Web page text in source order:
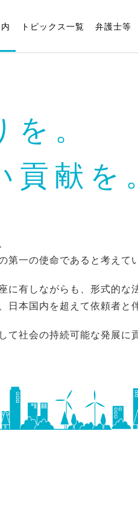
トピックス一覧 弁護士等
を。
貢献を
一の使命であると考えて
有しながらも、形式的な
本国内を超えて依頼者と
て社会の持続可能な発展に